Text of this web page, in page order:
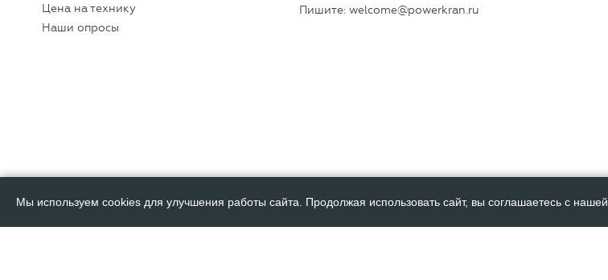
Цена на технику
Наши опросы
Пишите: welcome@powerkran.ru
Мы используем cookies для улучшения работы сайта. Продолжая использовать сайт, вы соглашаетесь с нашей